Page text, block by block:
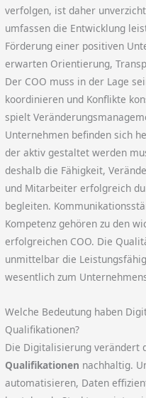
verfolgen, ist daher
umfassen die Entwicklung
Förderung einer positiven
erwarten Orientierung,
Der COO muss in der Lage
koordinieren und Konflikte
spielt
Unternehmen befinden sich
der aktiv gestaltet werden
deshalb die Fähigkeit,
und Mitarbeiter erfolgreich
begleiten.
Kompetenz gehören zu den
erfolgreichen COO. Die
unmittelbar die
wesentlich zum
Welche Bedeutung haben
Qualifikationen?
Die Digitalisierung verändert
Qualifikationen nachhaltig.
automatisieren, Daten